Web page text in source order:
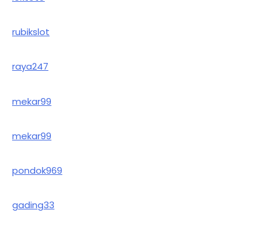
rubikslot
raya247
mekar99
mekar99
pondok969
gading33